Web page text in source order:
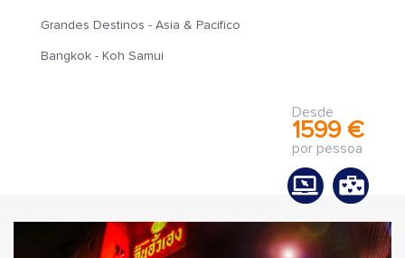
Grandes Destinos - Asia & Pacifico
Bangkok - Koh Samui
Desde
1599 €
por pessoa